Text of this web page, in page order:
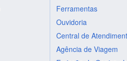
Ferramentas
Ouvidoria
Central de
Agência de Viagem